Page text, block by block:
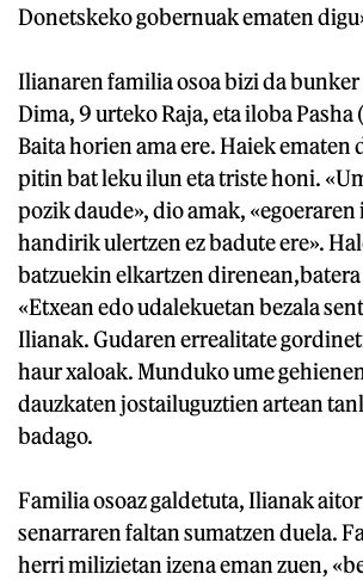
Donetskeko gobernuak ematen
Ilianaren familia osoa bizi da
Dima, 9 urteko Raja, eta iloba Pasha
Baita horien ama ere. Haiek ematen
pitin bat leku ilun eta triste honi.
pozik daude», dio amak, «egoeraren
handirik ulertzen ez badute ere».
batzuekin elkartzen
«Etxean edo udalekuetan bezala
Ilianak. Gudaren errealitate
haur xaloak. Munduko ume
dauzkaten jostailuguztien artean
badago.
Familia osoaz galdetuta, Ilianak
senarraren faltan sumatzen duela.
herri milizietan izena eman zuen,